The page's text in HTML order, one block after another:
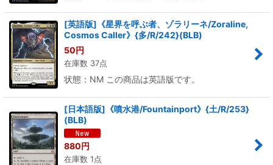
[英語版]《星界を呼ぶ者、ゾラリーネ/Zoraline,
Cosmos Caller》{多/R/242}(BLB)
50円
在庫数 37点
状態：NM この商品は英語版です。
[日本語版]《噴水港/Fountainport》{土/R/253}
(BLB)
880円
在庫数 1点